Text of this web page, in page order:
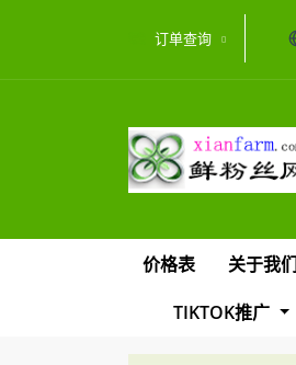
订单查询
价格表 关于我
TIKTOK推广